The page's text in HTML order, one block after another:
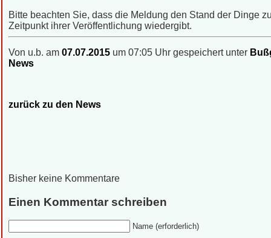
Bitte beachten Sie, dass die Meldung den Stand der Dinge
Zeitpunkt ihrer Veröffentlichung wiedergibt.
Von u.b. am 07.07.2015 um 07:05 Uhr gespeichert unter
News
zurück zu den News
Bisher keine Kommentare
Einen Kommentar schreiben
Name (erforderlich)